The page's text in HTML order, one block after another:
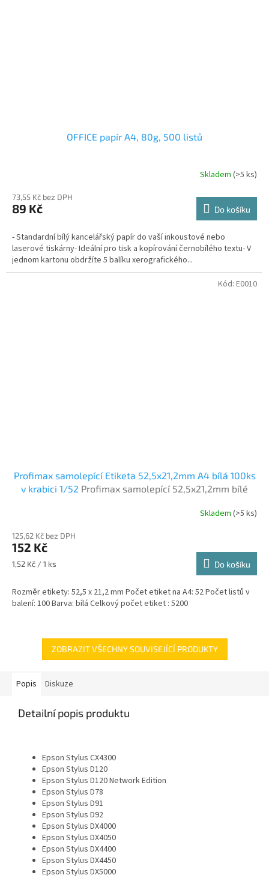
OFFICE papír A4, 80g, 500 listů
Skladem (>5 ks)
73,55 Kč bez DPH
89 Kč Do košíku
- Standardní bílý kancelářský papír do vaší inkoustové nebo
laserové tiskárny- Ideální pro tisk a kopírování černobílého textu- V
jednom kartonu obdržíte 5 balíku xerografického...
Profimax samolepící Etiketa 52,5x21,2mm A4 bílá 100ks
v krabici 1/52 Profimax samolepící 52,5x21,2mm bílé
Skladem (>5 ks)
125,62 Kč bez DPH
152 Kč
Měrná
1,52 Kč / 1 ks Do košíku
Rozměr etikety: 52,5 x 21,2 mm Počet etiket na A4: 52 Počet listů v
balení: 100 Barva: bílá Celkový počet etiket : 5200
Kód: E0010
ZOBRAZIT VŠECHNY SOUVISEJÍCÍ PRODUKTY
Popis Diskuze
Detailní popis produktu
Epson Stylus CX4300
Epson Stylus D120
Epson Stylus D120 Network Edition
Epson Stylus D78
Epson Stylus D91
Epson Stylus D92
Epson Stylus DX4000
Epson Stylus DX4050
Epson Stylus DX4400
Epson Stylus DX4450
Epson Stylus DX5000